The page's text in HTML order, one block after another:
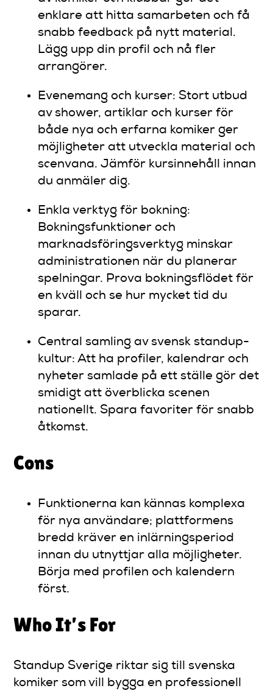
enklare att hitta samarbeten och få
snabb feedback på nytt material.
Lägg upp din profil och nå fler
arrangörer.
Evenemang och kurser: Stort utbud
av shower, artiklar och kurser för
både nya och erfarna komiker ger
möjligheter att utveckla material och
scenvana. Jämför kursinnehåll innan
du anmäler dig.
Enkla verktyg för bokning:
Bokningsfunktioner och
marknadsföringsverktyg minskar
administrationen när du planerar
spelningar. Prova bokningsflödet för
en kväll och se hur mycket tid du
sparar.
Central samling av svensk standup-
kultur: Att ha profiler, kalendrar och
nyheter samlade på ett ställe gör det
smidigt att överblicka scenen
nationellt. Spara favoriter för snabb
åtkomst.
Cons
Funktionerna kan kännas komplexa
för nya användare; plattformens
bredd kräver en inlärningsperiod
innan du utnyttjar alla möjligheter.
Börja med profilen och kalendern
först.
Who It’s For
Standup Sverige riktar sig till svenska
komiker som vill bygga en professionell